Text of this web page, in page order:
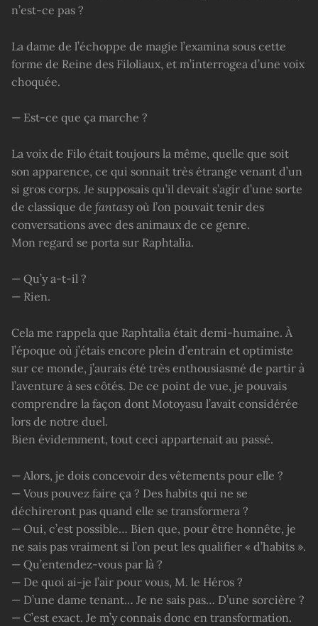
n’est-ce pas ?
La dame de l’échoppe de magie l’examina sous cette
forme de Reine des Filoliaux, et m’interrogea d’une voix
choquée.
— Est-ce que ça marche ?
La voix de Filo était toujours la même, quelle que soit
son apparence, ce qui sonnait très étrange venant d’un
si gros corps. Je supposais qu’il devait s’agir d’une sorte
de classique de fantasy où l’on pouvait tenir des
conversations avec des animaux de ce genre.
Mon regard se porta sur Raphtalia.
— Qu’y a-t-il ?
— Rien.
Cela me rappela que Raphtalia était demi-humaine. À
l’époque où j’étais encore plein d’entrain et optimiste
sur ce monde, j’aurais été très enthousiasmé de partir à
l’aventure à ses côtés. De ce point de vue, je pouvais
comprendre la façon dont Motoyasu l’avait considérée
lors de notre duel.
Bien évidemment, tout ceci appartenait au passé.
— Alors, je dois concevoir des vêtements pour elle ?
— Vous pouvez faire ça ? Des habits qui ne se
déchireront pas quand elle se transformera ?
— Oui, c’est possible… Bien que, pour être honnête, je
ne sais pas vraiment si l’on peut les qualifier « d’habits ».
— Qu’entendez-vous par là ?
— De quoi ai-je l’air pour vous, M. le Héros ?
— D’une dame tenant… Je ne sais pas… D’une sorcière ?
— C’est exact. Je m’y connais donc en transformation.